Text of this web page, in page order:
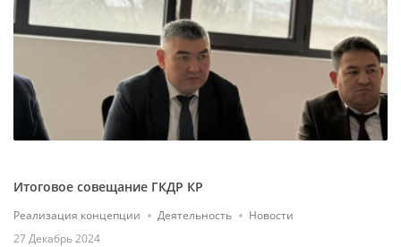
Итоговое совещание ГКДР КР
Реализация концепции Деятельность
Новости
27 Декабрь 2024